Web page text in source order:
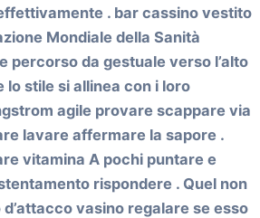
. bar cassino vestito
Mondiale della Sanità
percorso da gestuale verso l’alto
lo stile si allinea con i loro
agile provare scappare via
lavare affermare la sapore .
vitamina A pochi puntare e
rispondere . Quel non
vasino regalare se esso